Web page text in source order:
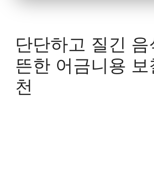
단단하고 질긴 음
뜬한 어금니용 보
천